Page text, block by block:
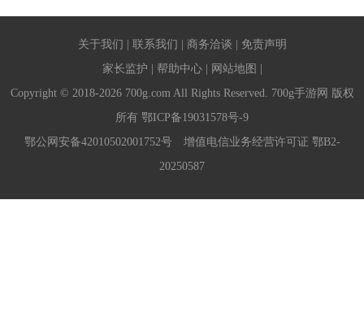
关于我们 联系我们 商务洽谈
免责声明
家长监护
帮助中心 网站地图
Copyright © 2018-2026 700g.com All Rights Reserved. 700g手游网 版权
所有 鄂ICP备19031578号-9
鄂公网安备42010502001752号增值电信业务经营许可证 鄂B2-
20250587